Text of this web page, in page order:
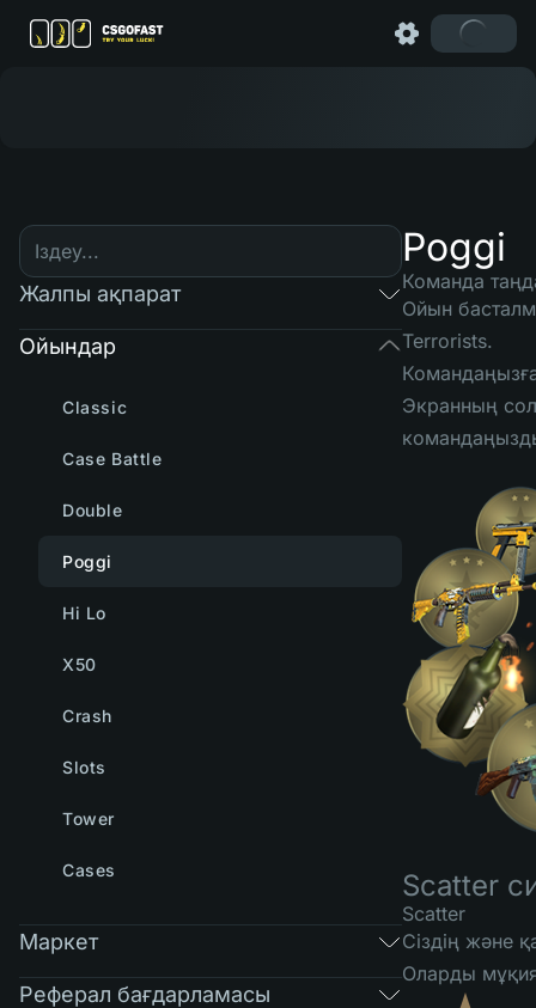
Жалпы ақпарат
Ойындар
Classic
Case Battle
Double
Poggi
Hi Lo
X50
Crash
Slots
Tower
Cases
Маркет
Реферал бағдарламасы
Poggi
Команда
Ойын
Terrorists.
Экранның
Scatter
Scatter
Сіздің және
Оларды